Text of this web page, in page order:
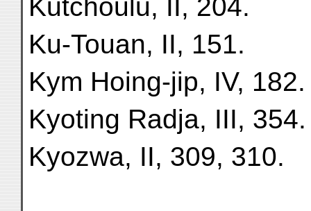
Kutchoulu, II, 204.
Ku-Touan, II, 151.
Kym Hoing-jip, IV, 182.
Kyoting Radja, III, 354.
Kyozwa, II, 309, 310.